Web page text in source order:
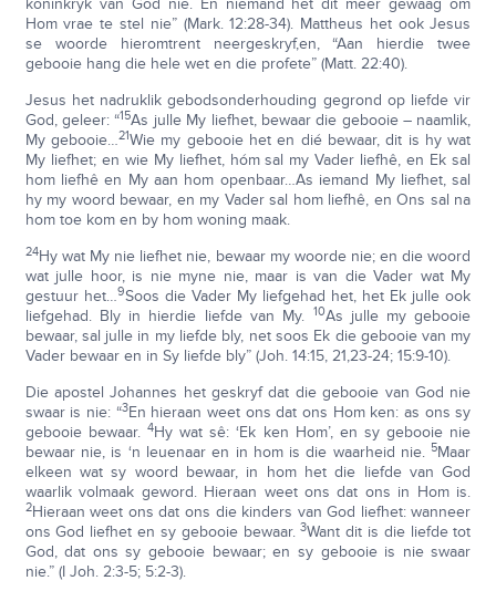
koninkryk van God nie. En niemand het dit meer gewaag om
Hom vrae te stel nie” (Mark. 12:28-34). Mattheus het ook Jesus
se woorde hieromtrent neergeskryf,en, “Aan hierdie twee
gebooie hang die hele wet en die profete” (Matt. 22:40).
Jesus het nadruklik gebodsonderhouding gegrond op liefde vir
God, geleer: “15As julle My liefhet, bewaar die gebooie – naamlik,
My gebooie…21Wie my gebooie het en dié bewaar, dit is hy wat
My liefhet; en wie My liefhet, hóm sal my Vader liefhê, en Ek sal
hom liefhê en My aan hom openbaar…As iemand My liefhet, sal
hy my woord bewaar, en my Vader sal hom liefhê, en Ons sal na
hom toe kom en by hom woning maak.
24Hy wat My nie liefhet nie, bewaar my woorde nie; en die woord
wat julle hoor, is nie myne nie, maar is van die Vader wat My
gestuur het…9Soos die Vader My liefgehad het, het Ek julle ook
liefgehad. Bly in hierdie liefde van My.
10As julle my gebooie
bewaar, sal julle in my liefde bly, net soos Ek die gebooie van my
Vader bewaar en in Sy liefde bly” (Joh. 14:15, 21,23-24; 15:9-10).
Die apostel Johannes het geskryf dat die gebooie van God nie
swaar is nie: “3En hieraan weet ons dat ons Hom ken: as ons sy
gebooie bewaar. 4Hy wat sê: ‘Ek ken Hom’, en sy gebooie nie
bewaar nie, is ‘n leuenaar en in hom is die waarheid nie. 5Maar
elkeen wat sy woord bewaar, in hom het die liefde van God
waarlik volmaak geword. Hieraan weet ons dat ons in Hom is.
2Hieraan weet ons dat ons die kinders van God liefhet: wanneer
ons God liefhet en sy gebooie bewaar.3Want dit is die liefde tot
God, dat ons sy gebooie bewaar; en sy gebooie is nie swaar
nie.” (I Joh. 2:3-5; 5:2-3).